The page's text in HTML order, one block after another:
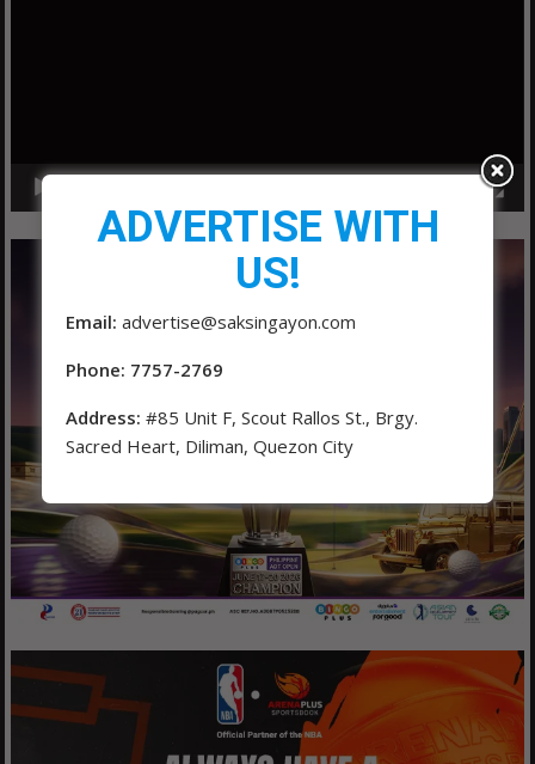
ADVERTISE WITH
US!
Email: advertise@saksingayon.com
Phone: 7757-2769
Address: #85 Unit F, Scout Rallos St., Brgy.
Sacred Heart, Diliman, Quezon City